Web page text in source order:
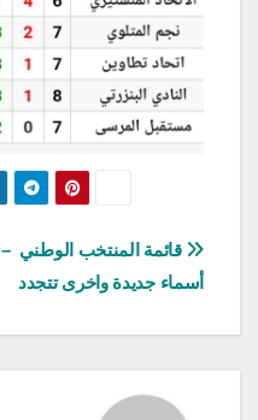
تصفّح
المقالات
قائمة المنتخب الوطني –
أسماء جديدة واخرى تتجدد